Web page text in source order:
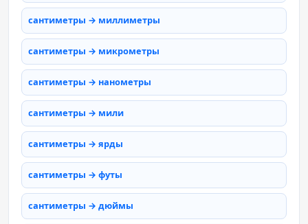
сантиметры → миллиметры
сантиметры → микрометры
сантиметры → нанометры
сантиметры → мили
сантиметры → ярды
сантиметры → футы
сантиметры → дюймы